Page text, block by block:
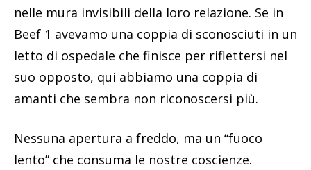
nelle mura invisibili della loro relazione. Se in
Beef 1 avevamo una coppia di sconosciuti in un
letto di ospedale che finisce per riflettersi nel
suo opposto, qui abbiamo una coppia di
amanti che sembra non riconoscersi più.
Nessuna apertura a freddo, ma un “fuoco
lento” che consuma le nostre coscienze.